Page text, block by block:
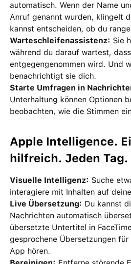
automatisch. Wenn der Name
Anruf genannt wurden, klingelt
kannst entscheiden, ob du
Warteschleifenassistenz: Sie
während du darauf wartest,
entgegengenommen wird. Und
benachrichtigt sie dich.
Starte Umfragen in
Unterhaltung können Optionen
beobachten, wie die Stimmen
Apple Intelligence.
hilfreich. Jeden Tag.
Visuelle Intelligenz: Suche
interagiere mit Inhalten auf
Live Übersetzung: Du kannst
Nachrichten automatisch
übersetzte Untertitel in
gesprochene Übersetzungen
App hören.